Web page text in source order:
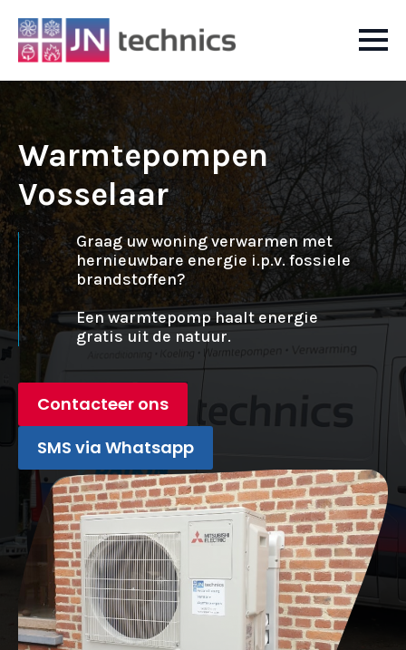
Warmtepompen
Vosselaar
Graag uw woning verwarmen met
hernieuwbare energie i.p.v. fossiele
brandstoffen?
Een warmtepomp haalt energie
gratis uit de natuur.
Contacteer ons
SMS via Whatsapp